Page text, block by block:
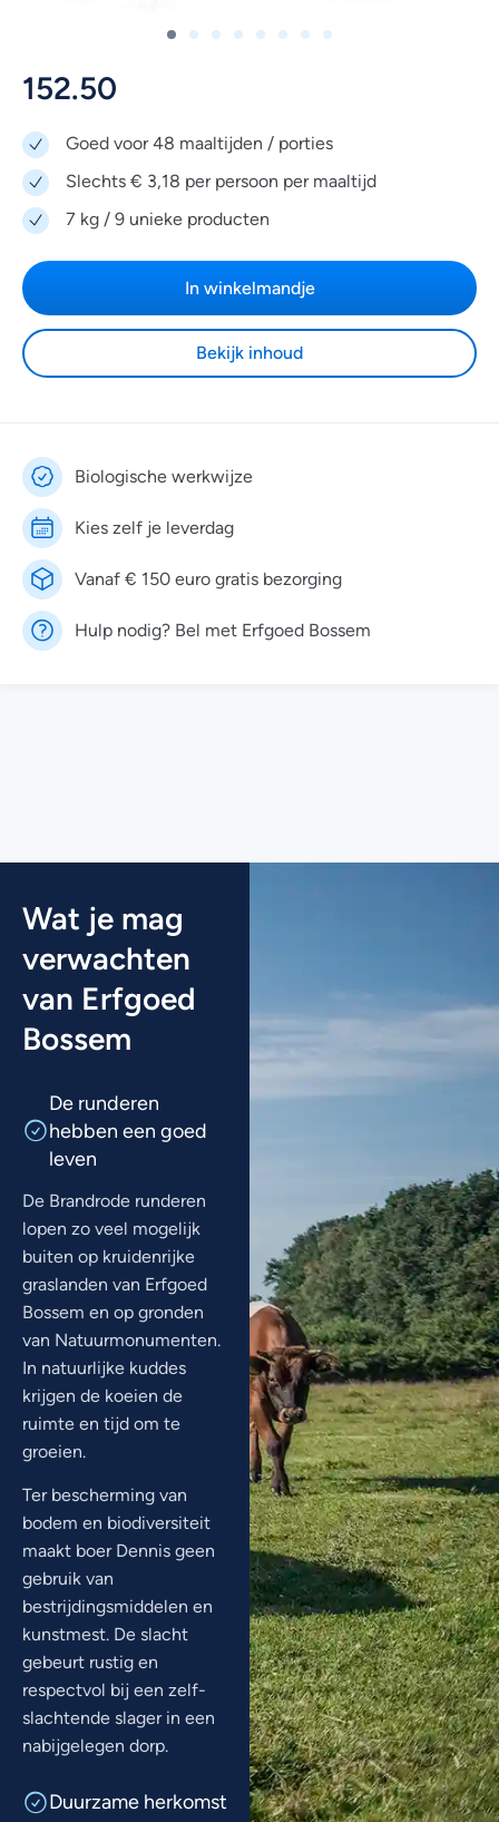
152.50
Goed voor 48 maaltijden / porties
Slechts € 3,18 per persoon per maaltijd
7 kg / 9 unieke producten
In winkelmandje
Bekijk inhoud
Biologische werkwijze
Kies zelf je leverdag
Vanaf € 150 euro gratis bezorging
Hulp nodig? Bel met Erfgoed Bossem
Wat je mag
verwachten
van Erfgoed
Bossem
De runderen
hebben een goed
leven
De Brandrode runderen
lopen zo veel mogelijk
buiten op kruidenrijke
graslanden van Erfgoed
Bossem en op gronden
van Natuurmonumenten.
In natuurlijke kuddes
krijgen de koeien de
ruimte en tijd om te
groeien.
Ter bescherming van
bodem en biodiversiteit
maakt boer Dennis geen
gebruik van
bestrijdingsmiddelen en
kunstmest. De slacht
gebeurt rustig en
respectvol bij een zelf-
slachtende slager in een
nabijgelegen dorp.
Duurzame herkomst